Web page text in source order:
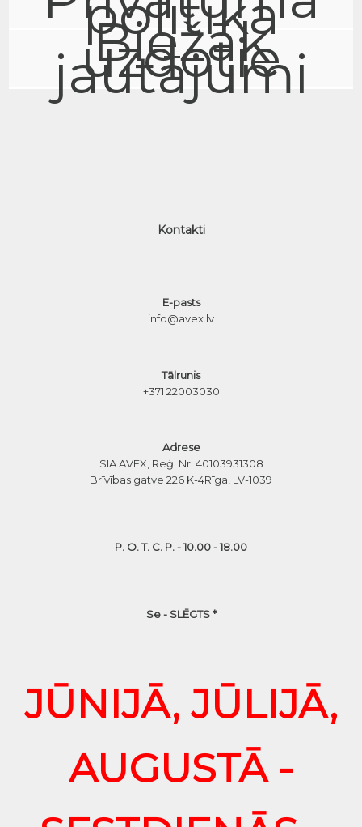
politika
Biežāk
uzdotie
jautājumi
Kontakti
E-pasts
info@avex.lv
Tālrunis
+371 22003030
Adrese
SIA AVEX, Reģ. Nr. 40103931308
Brīvības gatve 226 K-4Rīga, LV-1039
P. O. T. C. P. - 10.00 - 18.00
Se - SLĒGTS *
JŪNIJĀ, JŪLIJĀ,
AUGUSTĀ -